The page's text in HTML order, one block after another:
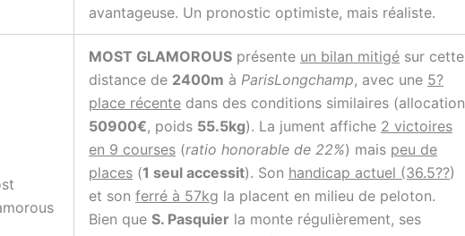
avantageuse. Un pronostic optimiste, mais réaliste.
MOST GLAMOROUS présente un bilan mitigé sur cette
distance de 2400m à ParisLongchamp, avec une 5?
place récente dans des conditions similaires (allocation
50900€, poids 55.5kg). La jument affiche 2 victoires
en 9 courses (ratio honorable de 22%) mais peu de
places (1 seul accessit). Son handicap actuel (36.5??)
et son ferré à 57kg la placent en milieu de peloton.
Bien que S. Pasquier la monte régulièrement, ses